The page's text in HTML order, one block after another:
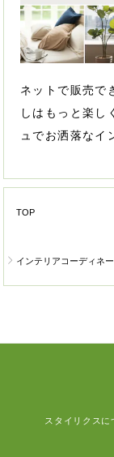
ネットで販売で
しはもっと楽し
ュでお洒落なイ
TOP
インテリアコーディネ
スタイリクスに